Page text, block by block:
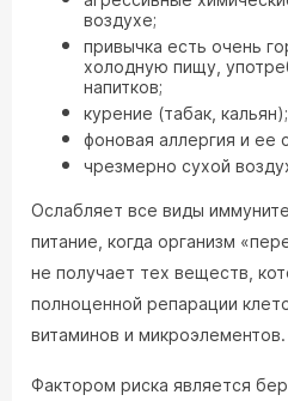
воздухе;
привычка есть очень
холодную пищу,
напитков;
курение (табак, кальян);
фоновая аллергия и ее
чрезмерно сухой
Ослабляет все виды
питание, когда организм
не получает тех веществ,
полноценной репарации
витаминов и микроэлементов.
Фактором риска является